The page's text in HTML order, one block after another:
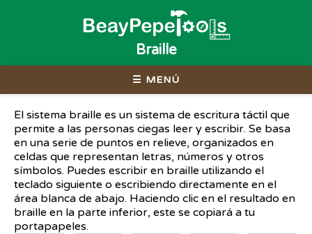
Braille
☰ MENÚ
El sistema braille es un sistema de escritura táctil que
permite a las personas ciegas leer y escribir. Se basa
en una serie de puntos en relieve, organizados en
celdas que representan letras, números y otros
símbolos. Puedes escribir en braille utilizando el
teclado siguiente o escribiendo directamente en el
área blanca de abajo. Haciendo clic en el resultado en
braille en la parte inferior, este se copiará a tu
portapapeles.